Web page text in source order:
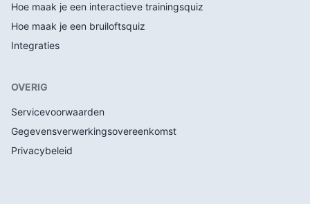
Hoe maak je een interactieve trainingsquiz
Hoe maak je een bruiloftsquiz
Integraties
OVERIG
Servicevoorwaarden
Gegevensverwerkingsovereenkomst
Privacybeleid